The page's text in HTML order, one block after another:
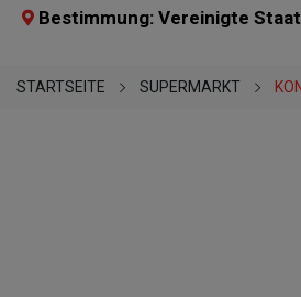
Bestimmung: Vereinigte
STARTSEITE SUPERMARKT